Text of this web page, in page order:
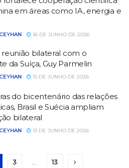
em áreas como IA, energia e
16 DE JUNHO DE 2026
bilateral com o
da Suíça, Guy Parmelin
15 DE JUNHO DE 2026
do bicentenário das relações
Brasil e Suécia ampliam
bilateral
13 DE JUNHO DE 2026
3 13